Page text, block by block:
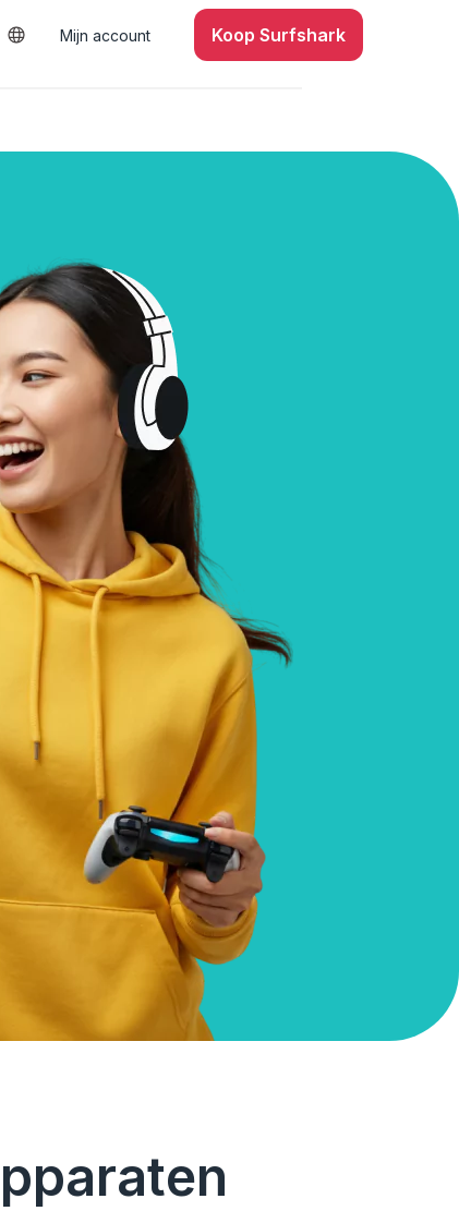
Mijn account Koop Surfshark